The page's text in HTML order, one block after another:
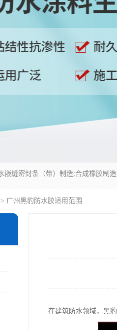
> 广州黑豹防水胶适用范围
在建筑防水领域，黑